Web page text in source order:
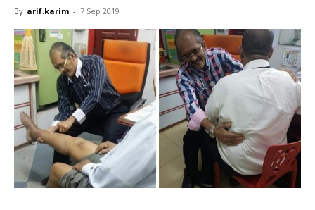
By arif.karim - 7 Sep 2019